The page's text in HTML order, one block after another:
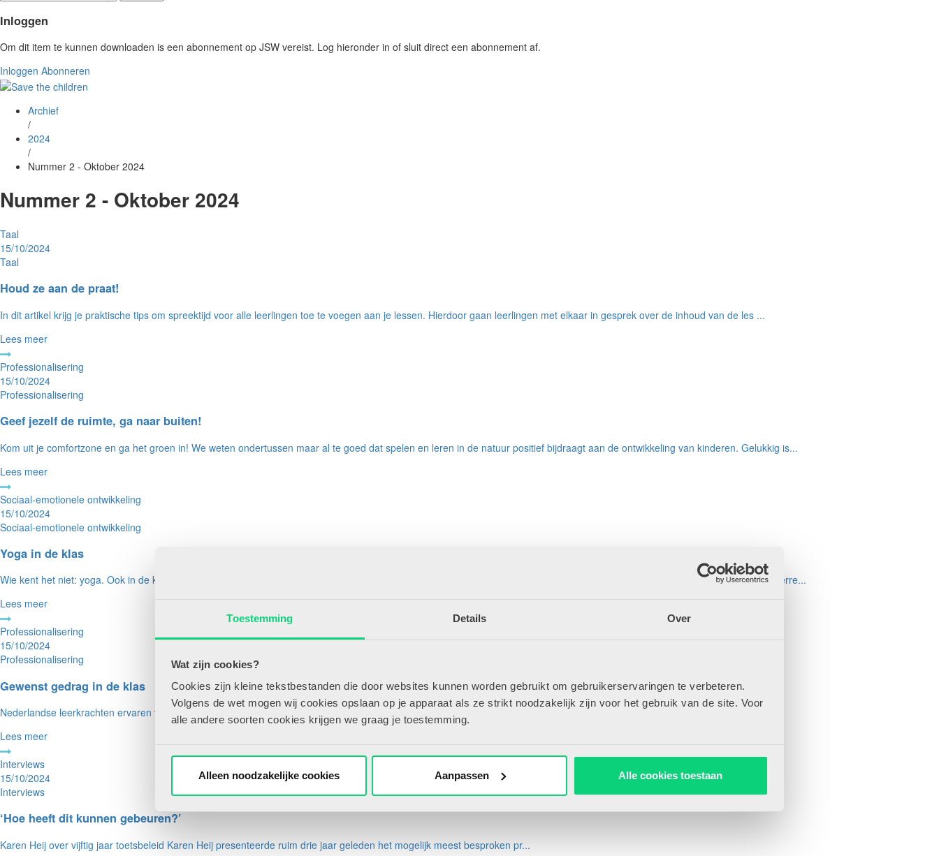
Toestemming Details Over
Wat zijn cookies?
Cookies zijn kleine tekstbestanden die door websites kunnen worden gebruikt om gebruikerservaringen te verbeteren.
Volgens de wet mogen wij cookies opslaan op je apparaat als ze strikt noodzakelijk zijn voor het gebruik van de site. Voor
alle andere soorten cookies krijgen we graag je toestemming.
Alleen noodzakelijke cookies Aanpassen Alle cookies toestaan
Inloggen
Om dit item te kunnen downloaden is een abonnement op JSW vereist. Log hieronder in of sluit direct een abonnement af.
Inloggen Abonneren
Archief
/
2024
/
Nummer 2 - Oktober 2024
Nummer 2 - Oktober 2024
Taal
15/10/2024
Taal
Houd ze aan de praat!
In dit artikel krijg je praktische tips om spreektijd voor alle leerlingen toe te voegen aan je lessen. Hierdoor gaan leerlingen met elkaar in gesprek over de inhoud van de les ...
Lees meer
Professionalisering
15/10/2024
Professionalisering
Geef jezelf de ruimte, ga naar buiten!
Kom uit je comfortzone en ga het groen in! We weten ondertussen maar al te goed dat spelen en leren in de natuur positief bijdraagt aan de ontwikkeling van kinderen. Gelukkig is...
Lees meer
Sociaal-emotionele ontwikkeling
15/10/2024
Sociaal-emotionele ontwikkeling
Yoga in de klas
Wie kent het niet: yoga. Ook in de klas kan het ingezet worden. Hiermee werk je aan het welbevinden, de cognitieve ontwikkeling en de gezondheid van leerlingen. Maar in hoeverre...
Lees meer
Professionalisering
15/10/2024
Professionalisering
Gewenst gedrag in de klas
Nederlandse leerkrachten ervaren veel verstoringen in de klas in vergelijking met het OESO-gemiddelde (OECD, 2023). Beter ...
Lees meer
Interviews
15/10/2024
Interviews
‘Hoe heeft dit kunnen gebeuren?’
Karen Heij over vijftig jaar toetsbeleid Karen Heij presenteerde ruim drie jaar geleden het mogelijk meest besproken pr...